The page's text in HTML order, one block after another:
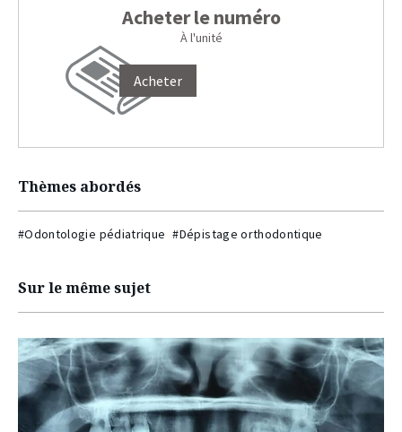
Acheter le numéro
À l'unité
Acheter
Thèmes abordés
#Odontologie pédiatrique #Dépistage orthodontique
Sur le même sujet